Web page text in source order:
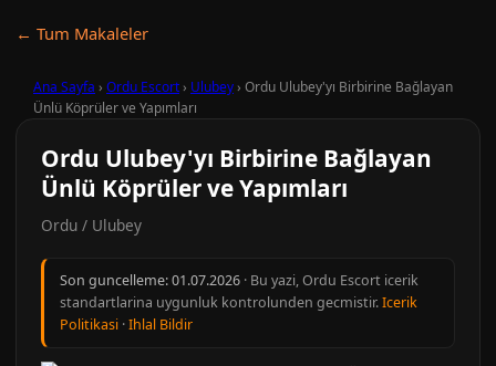
← Tum Makaleler
Ana Sayfa › Ordu Escort› Ulubey› Ordu Ulubey'yı Birbirine Bağlayan
Ünlü Köprüler ve Yapımları
Ordu Ulubey'yı Birbirine Bağlayan
Ünlü Köprüler ve Yapımları
Ordu / Ulubey
Son guncelleme:01.07.2026 · Bu yazi, Ordu Escort icerik
standartlarina uygunluk kontrolunden gecmistir.Icerik
Politikasi ·Ihlal Bildir